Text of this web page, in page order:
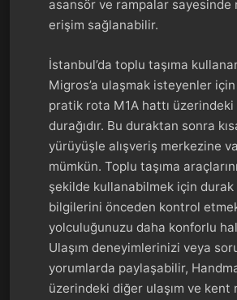
asansör ve rampalar sayesinde
erişim sağlanabilir.
İstanbul’da toplu taşıma
Migros’a ulaşmak isteyenler
pratik rota M1A hattı
durağıdır. Bu duraktan sonra
yürüyüşle alışveriş merkezine
mümkün. Toplu taşıma
şekilde kullanabilmek için durak
bilgilerini önceden kontrol
yolculuğunuzu daha konforlu
Ulaşım deneyimlerinizi veya
yorumlarda paylaşabilir,
üzerindeki diğer ulaşım ve kent